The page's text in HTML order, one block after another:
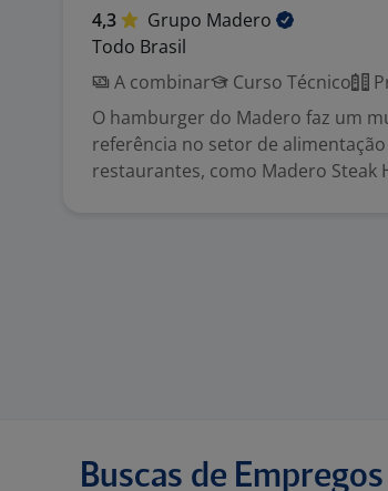
4,3 Grupo Madero
Todo Brasil
A combinar
Curso Técnico
O hamburger do Madero faz um
referência no setor de
restaurantes, como Madero Steak
Buscas de